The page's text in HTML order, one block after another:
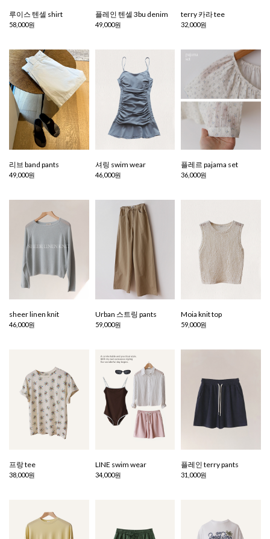
루이스 텐셀 shirt
58,000원
플레인 텐셀 3bu denim
49,000원
terry 카라 tee
32,000원
리브 band pants
49,000원
셔링 swim wear
46,000원
플레르 pajama set
36,000원
sheer linen knit
46,000원
Urban 스트링 pants
59,000원
Moia knit top
59,000원
프랑 tee
38,000원
LINE swim wear
34,000원
플레인 terry pants
31,000원